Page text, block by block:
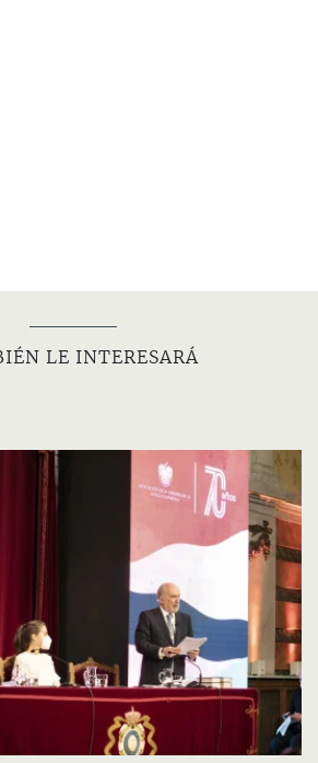
LE INTERESARÁ